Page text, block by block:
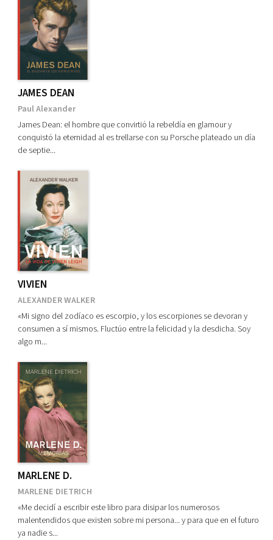
JAMES DEAN
Paul Alexander
James Dean: el hombre que convirtió la rebeldía en glamour y
conquistó la eternidad al es trellarse con su Porsche plateado un día
de septie...
VIVIEN
ALEXANDER WALKER
«Mi signo del zodíaco es escorpio, y los escorpiones se devoran y
consumen a sí mismos. Fluctúo entre la felicidad y la desdicha. Soy
algo m...
MARLENE D.
MARLENE DIETRICH
«Me decidí a escribir este libro para disipar los numerosos
malentendidos que existen sobre mi persona... y para que en el futuro
ya nadie s...